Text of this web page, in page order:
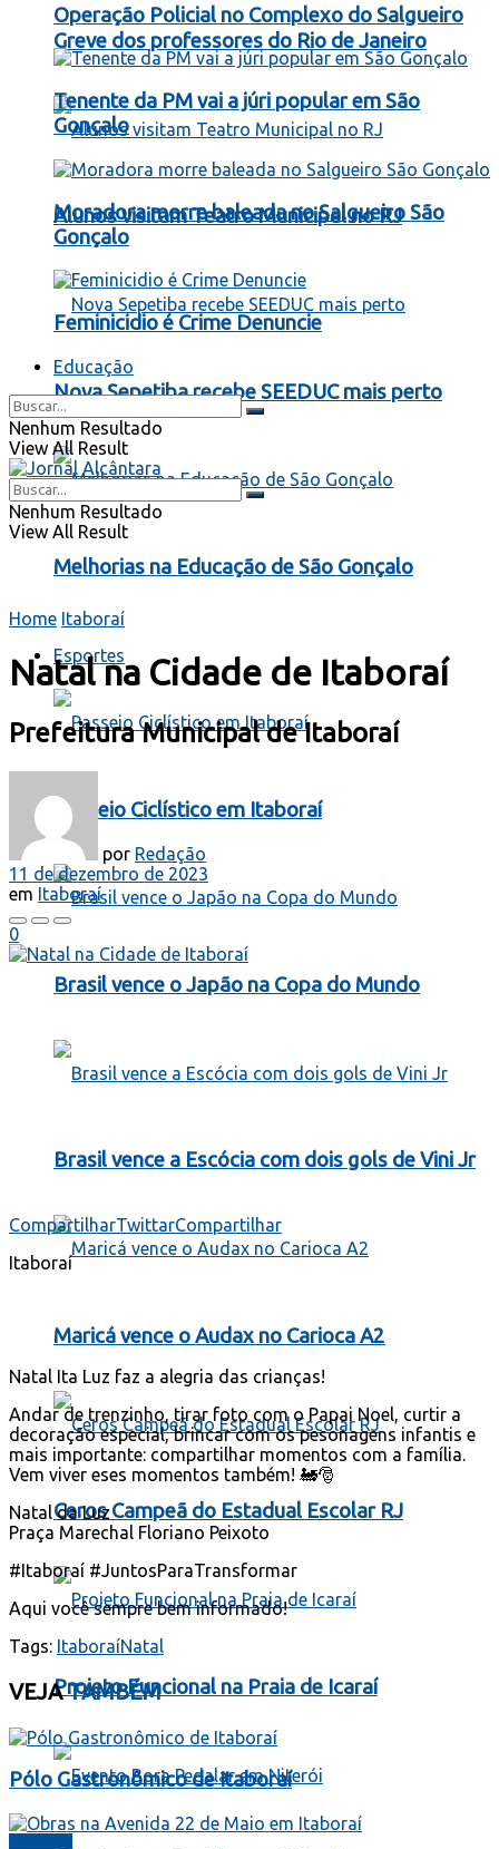
Greve dos professores do Rio de Janeiro
Alunos visitam Teatro Municipal no RJ
Nova Sepetiba recebe SEEDUC mais perto
Melhorias na Educação de São Gonçalo
Esportes
Passeio Ciclístico em Itaboraí
Brasil vence o Japão na Copa do Mundo
Brasil vence a Escócia com dois gols de Vini Jr
Maricá vence o Audax no Carioca A2
Ceros Campeã do Estadual Escolar RJ
Projeto Funcional na Praia de Icaraí
Operação Policial no Complexo do Salgueiro
Tenente da PM vai a júri popular em São
Gonçalo
Moradora morre baleada no Salgueiro São
Gonçalo
Feminicidio é Crime Denuncie
Educação
Nenhum Resultado
View All Result
Nenhum Resultado
View All Result
Home Itaboraí
Natal na Cidade de Itaboraí
Prefeitura Municipal de Itaboraí
por Redação
11 de dezembro de 2023
em Itaboraí
0
CompartilharTwittarCompartilhar
Itaboraí
Natal Ita Luz faz a alegria das crianças!
Andar de trenzinho, tirar foto com o Papai Noel, curtir a
decoração especial, brincar com os pesonagens infantis e
mais importante: compartilhar momentos com a família.
Vem viver eses momentos também! 🚂🎅
Natal da Luz
Praça Marechal Floriano Peixoto
#Itaboraí #JuntosParaTransformar
Aqui você sempre bem informado!
Tags: ItaboraíNatal
VEJATAMBÉM
Pólo Gastronômico de Itaboraí